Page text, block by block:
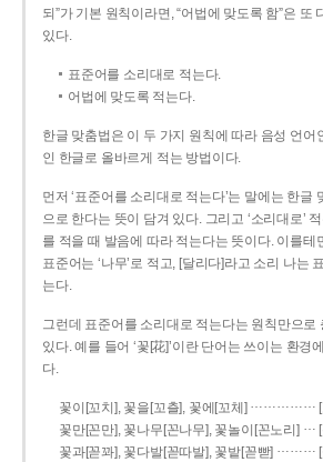
되”가 기본 원칙이라면, “어법에 맞도록 함”은 또
있다.
표준어를 소리대로 적는다.
어법에 맞도록 적는다.
한글 맞춤법은 이 두 가지 원칙에 따라 음성 언어
인 한글로 올바르게 적는 방법이다.
먼저 ‘표준어를 소리대로 적는다’는 말에는 한글
으로 한다는 뜻이 담겨 있다. 그리고 ‘소리대로’
를 적을 때 발음에 따라 적는다는 뜻이다. 이를테
표준어는 ‘나무’로 적고, [달리다]라고 소리 나는
는다.
그런데 표준어를 소리대로 적는다는 원칙만으로
있다. 예를 들어 ‘꽃[花]’이란 단어는 쓰이는 환경
다.
꽃이[꼬치], 꽃을[꼬츨], 꽃에[꼬체] ……………
꽃만[꼰만], 꽃나무[꼰나무], 꽃놀이[꼰노리] …
꽃과[꼳꽈], 꽃다발[꼳따발], 꽃밭[꼳빧] ………